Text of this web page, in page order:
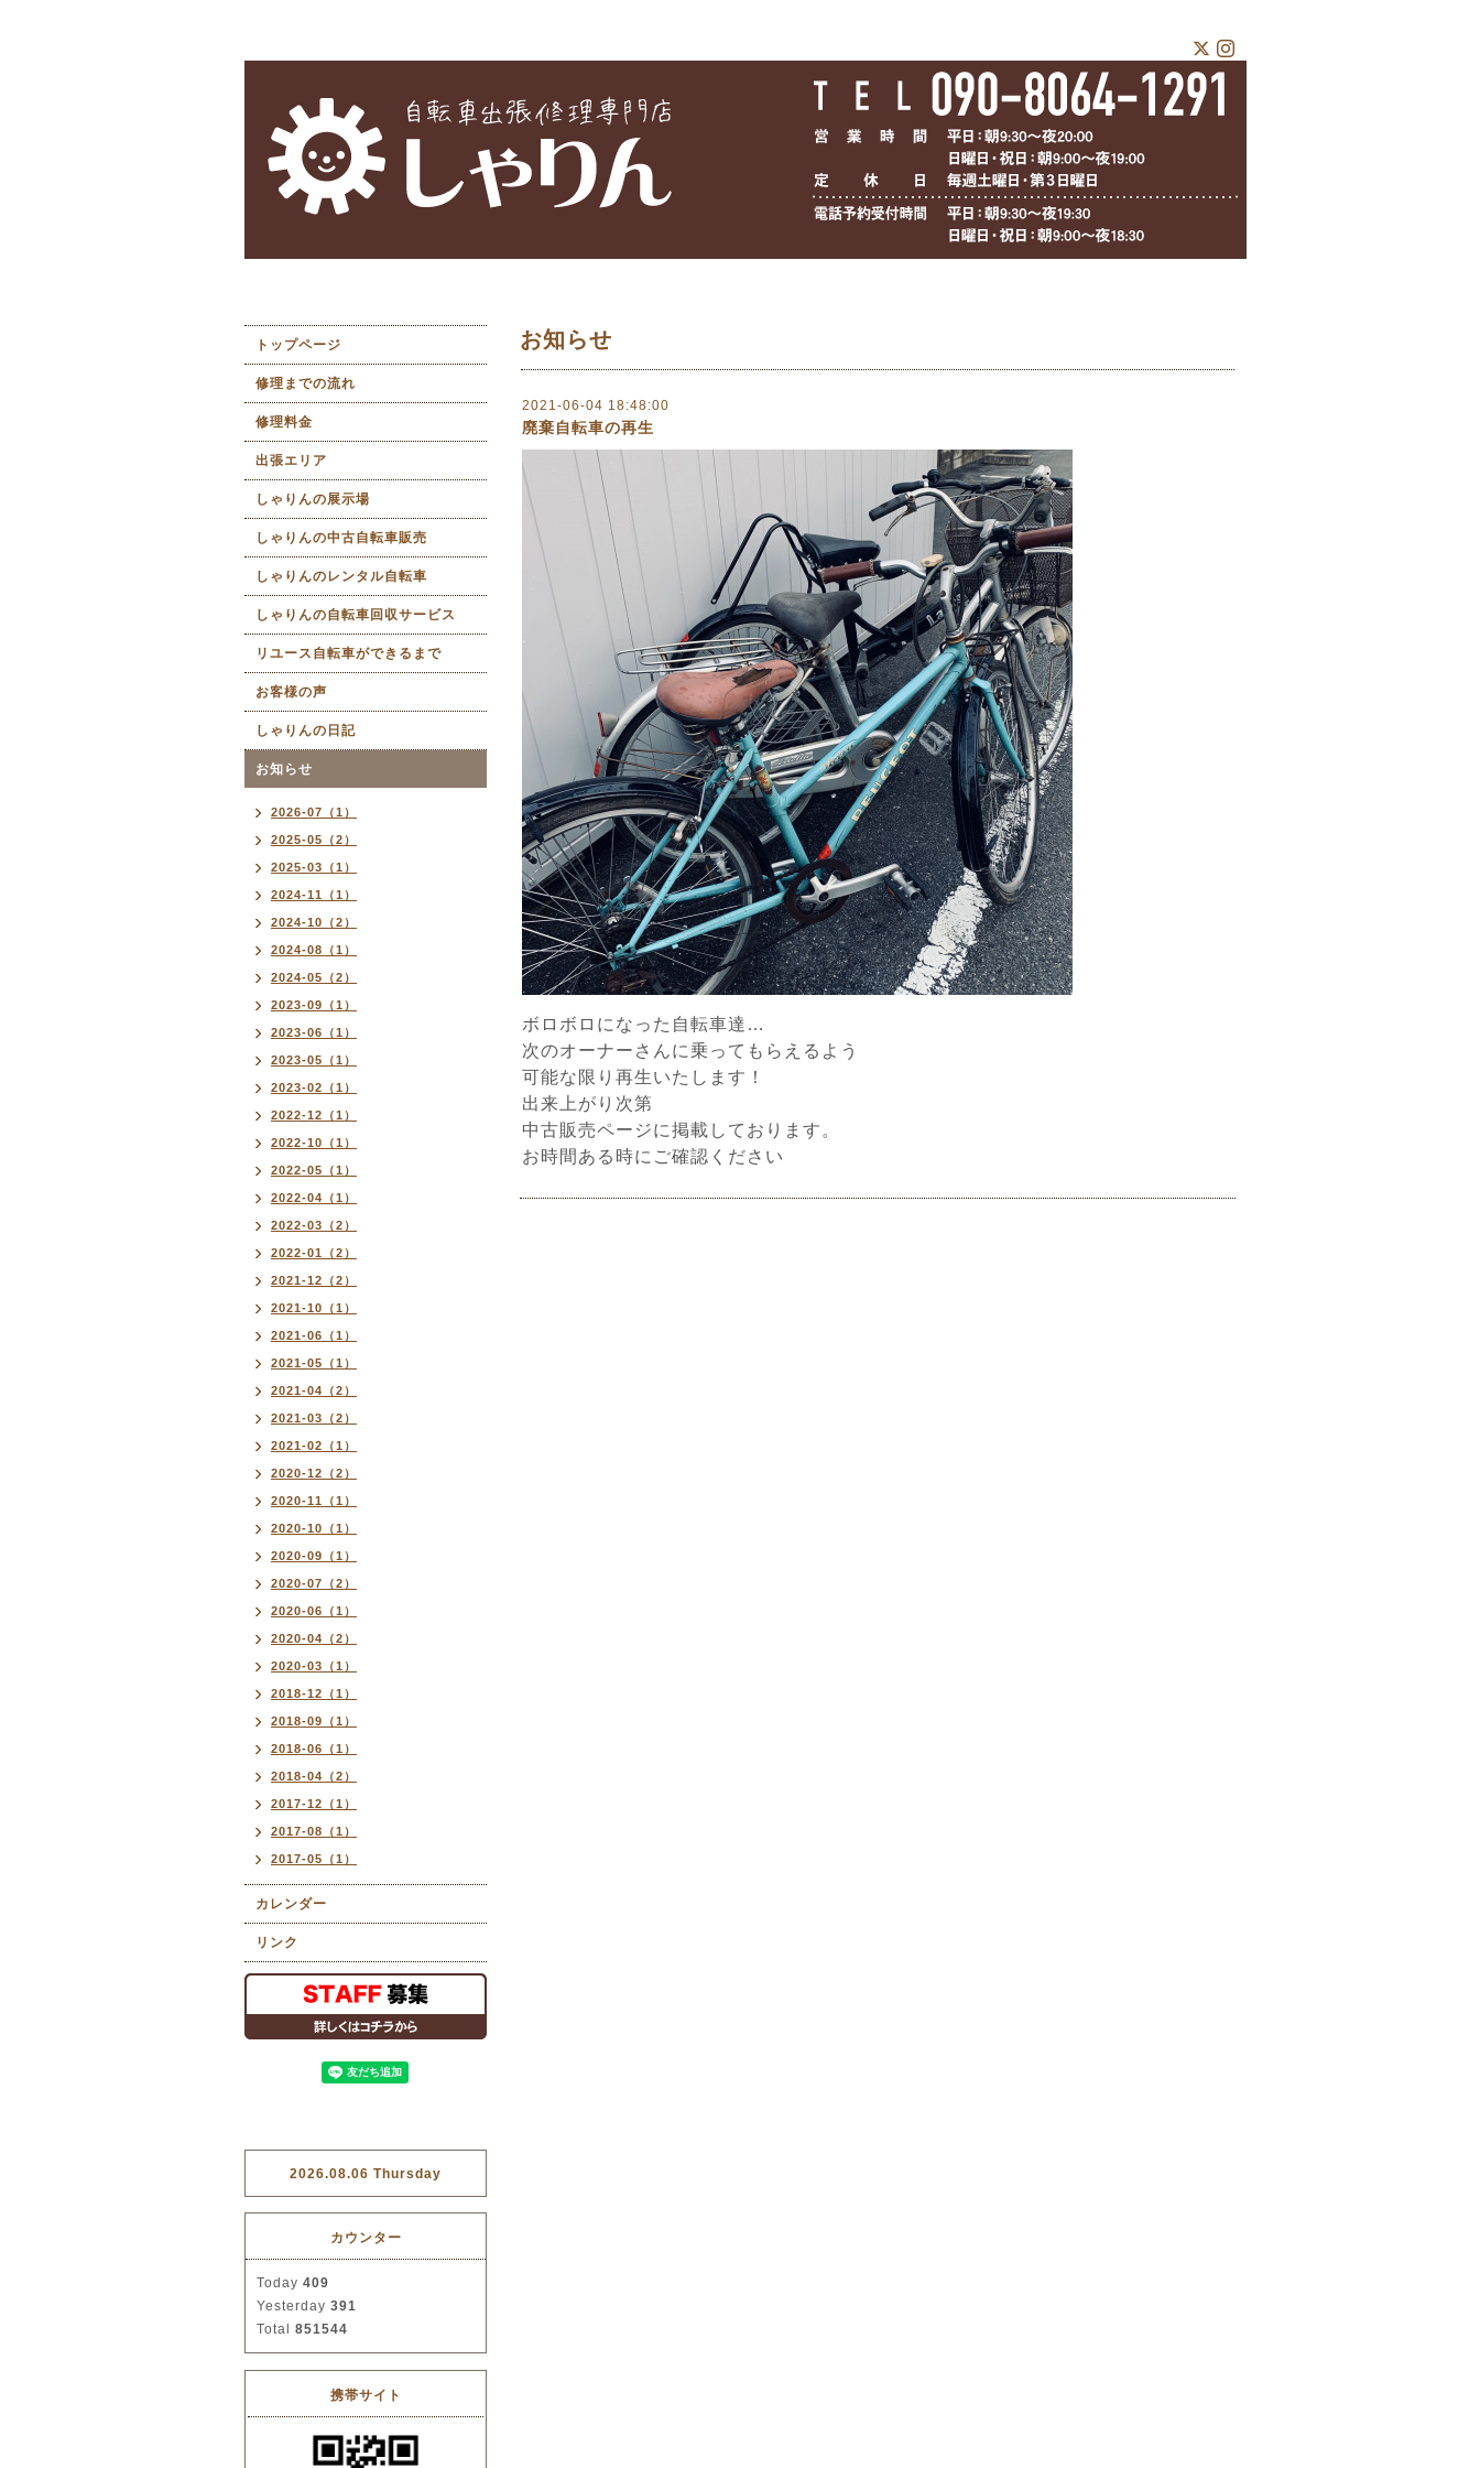
お知らせ
2021-06-04 18:48:00
廃棄自転車の再生
ボロボロになった自転車達…
次のオーナーさんに乗ってもらえるよう
可能な限り再生いたします！
出来上がり次第
中古販売ページに掲載しております。
お時間ある時にご確認ください
トップページ
修理までの流れ
修理料金
出張エリア
しゃりんの展示場
しゃりんの中古自転車販売
しゃりんのレンタル自転車
しゃりんの自転車回収サービス
リユース自転車ができるまで
お客様の声
しゃりんの日記
お知らせ
2026-07（1）
2025-05（2）
2025-03（1）
2024-11（1）
2024-10（2）
2024-08（1）
2024-05（2）
2023-09（1）
2023-06（1）
2023-05（1）
2023-02（1）
2022-12（1）
2022-10（1）
2022-05（1）
2022-04（1）
2022-03（2）
2022-01（2）
2021-12（2）
2021-10（1）
2021-06（1）
2021-05（1）
2021-04（2）
2021-03（2）
2021-02（1）
2020-12（2）
2020-11（1）
2020-10（1）
2020-09（1）
2020-07（2）
2020-06（1）
2020-04（2）
2020-03（1）
2018-12（1）
2018-09（1）
2018-06（1）
2018-04（2）
2017-12（1）
2017-08（1）
2017-05（1）
カレンダー
リンク
2026.08.06 Thursday
カウンター
Today 409
Yesterday 391
Total 851544
携帯サイト